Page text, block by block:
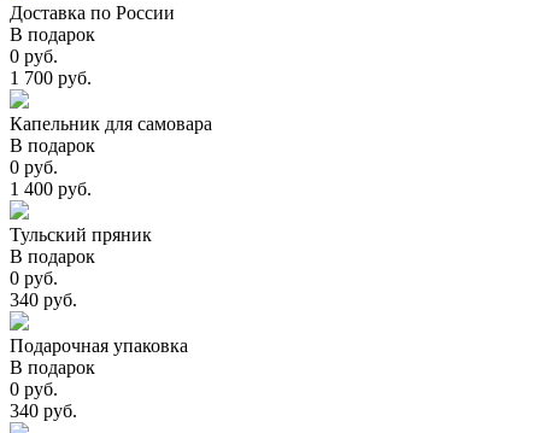
Доставка по России
В подарок
0 руб.
1 700 руб.
Капельник для самовара
В подарок
0 руб.
1 400 руб.
Тульский пряник
В подарок
0 руб.
340 руб.
Подарочная упаковка
В подарок
0 руб.
340 руб.